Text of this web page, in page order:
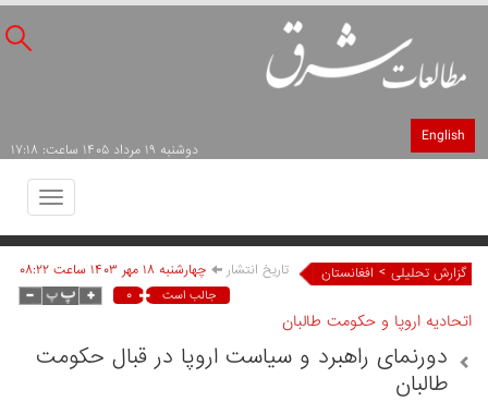
English
دوشنبه ۱۹ مرداد ۱۴۰۵ ساعت: ۱۷:۱۸
Toggle
گزارش تحلیلی > افغانستان تاریخ انتشار چهارشنبه ۱۸ مهر ۱۴۰۳ ساعت ۰۸:۲۲
جالب است ۰
اتحادیه اروپا و حکومت طالبان
دورنمای راهبرد و سیاست اروپا در قبال حکومت
طالبان